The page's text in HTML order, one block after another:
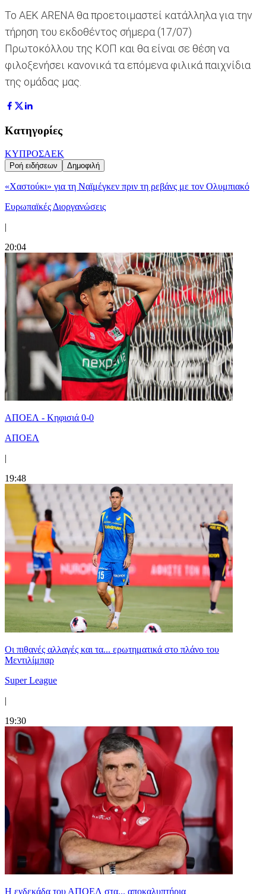
Το ΑΕΚ ΑRENA θα προετοιμαστεί κατάλληλα για την
τήρηση του εκδοθέντος σήμερα (17/07)
Πρωτοκόλλου της ΚΟΠ και θα είναι σε θέση να
φιλοξενήσει κανονικά τα επόμενα φιλικά παιχνίδια
της ομάδας μας.
Κατηγορίες
ΚΥΠΡΟΣΑΕΚ
Ροή ειδήσεων Δημοφιλή
«Χαστούκι» για τη Ναϊμέγκεν πριν τη ρεβάνς με τον Ολυμπιακό
Ευρωπαϊκές Διοργανώσεις
|
20:04
ΑΠΟΕΛ - Κηφισιά 0-0
ΑΠΟΕΛ
|
19:48
Οι πιθανές αλλαγές και τα... ερωτηματικά στο πλάνο του
Μεντιλίμπαρ
Super League
|
19:30
Η ενδεκάδα του ΑΠΟΕΛ στα... αποκαλυπτήρια